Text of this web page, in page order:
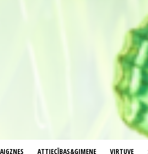
ATTIECĪBAS&ĢIMENE VIRTUVE